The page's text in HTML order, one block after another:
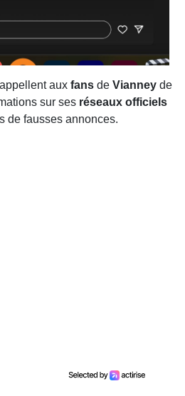
aux fans de Vianney de
sur ses réseaux officiels
de fausses annonces.